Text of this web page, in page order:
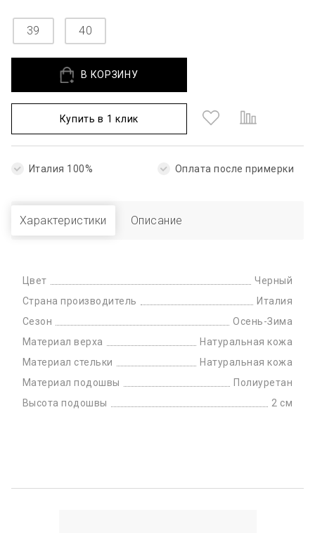
39 40
В КОРЗИНУ
Купить в 1 клик
Италия 100% Оплата после примерки
Характеристики Описание
Цвет
Черный
Страна производитель
Италия
Сезон
Осень-Зима
Материал верха
Натуральная кожа
Материал стельки
Натуральная кожа
Материал подошвы
Полиуретан
Высота подошвы
2 см